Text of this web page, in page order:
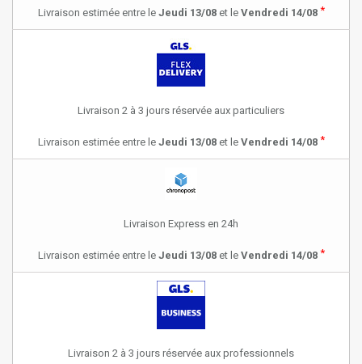
Livraison estimée entre le Jeudi 13/08et le Vendredi 14/08 *
Livraison 2 à 3 jours réservée aux particuliers
Livraison estimée entre le Jeudi 13/08et le Vendredi 14/08 *
Livraison Express en 24h
Livraison estimée entre le Jeudi 13/08et le Vendredi 14/08 *
Livraison 2 à 3 jours réservée aux professionnels